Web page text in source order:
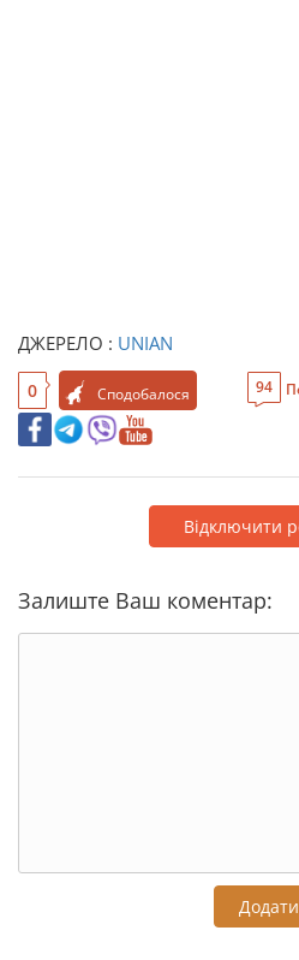
ДЖЕРЕЛО : UNIAN
0 Сподобалося 94
Відключити
Залиште Ваш коментар:
Додати